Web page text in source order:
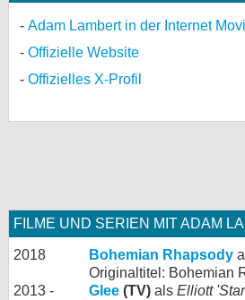
Adam Lambert in der Internet
Offizielle Website
Offizielles X-Profil
FILME UND SERIEN MIT ADAM
2018 Bohemian Rhapsody
Originaltitel: Bohemian
2013 -
Glee (TV) als Elliott